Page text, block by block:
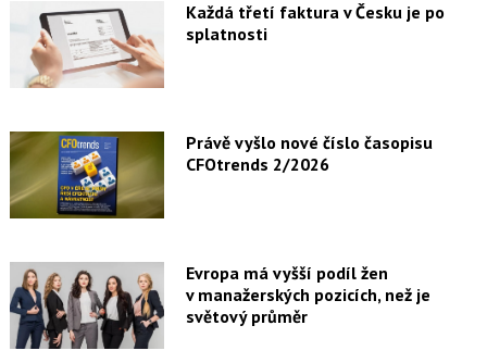
Každá třetí faktura v Česku je po
splatnosti
Právě vyšlo nové číslo časopisu
CFOtrends 2/2026
Evropa má vyšší podíl žen
v manažerských pozicích, než je
světový průměr